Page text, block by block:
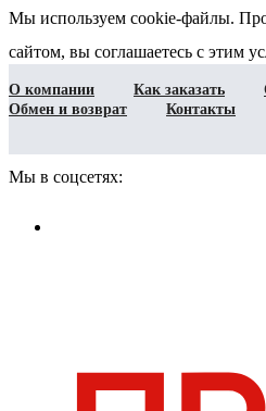
Мы используем cookie-файлы.
сайтом, вы соглашаетесь с этим
О компании Как заказать
Обмен и возврат
Контакты
Мы в соцсетях: